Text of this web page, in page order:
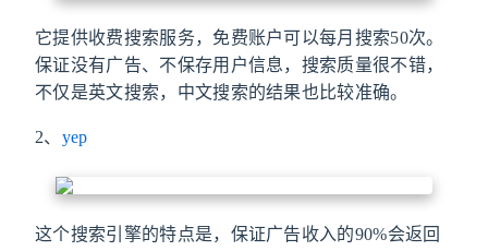
它提供收费搜索服务，免费账户可以每月搜索50次。
保证没有广告、不保存用户信息，搜索质量很不错，
不仅是英文搜索，中文搜索的结果也比较准确。
2、 yep
这个搜索引擎的特点是，保证广告收入的90%会返回